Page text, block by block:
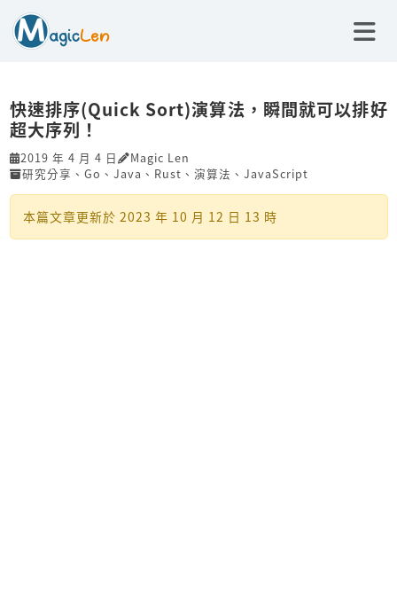
快速排序(Quick Sort)演算法，瞬間就可以排好
超大序列！
2019 年 4 月 4 日
Magic Len
研究分享 、 Go 、 Java 、 Rust 、 演算法 、 JavaScript
本篇文章更新於 2023 年 10 月 12 日 13 時